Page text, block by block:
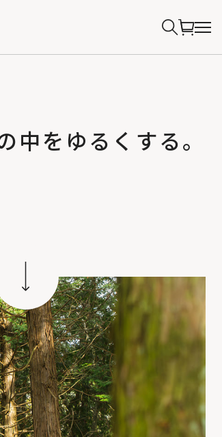
中をゆるくする。